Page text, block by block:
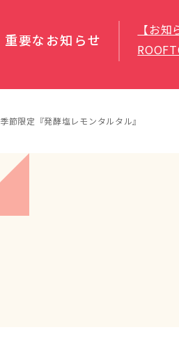
重要なお知らせ
【お
季節限定『発酵塩レモンタルタル』